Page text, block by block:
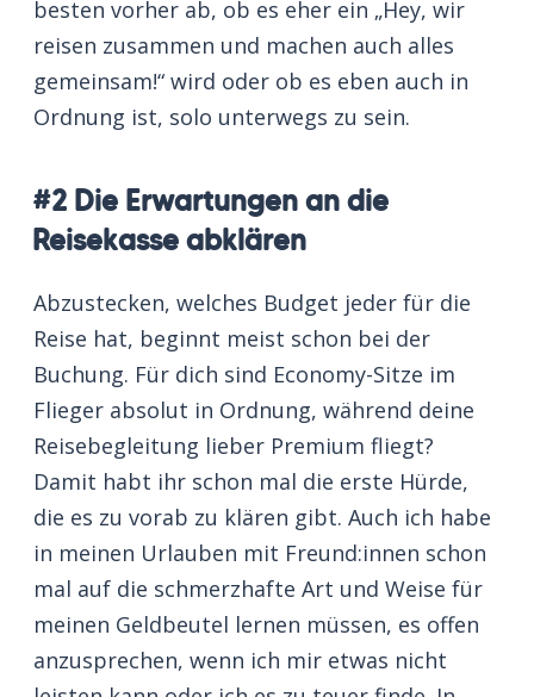
besten vorher ab, ob es eher ein „Hey, wir
reisen zusammen und machen auch alles
gemeinsam!“ wird oder ob es eben auch in
Ordnung ist, solo unterwegs zu sein.
#2 Die Erwartungen an die
Reisekasse abklären
Abzustecken, welches Budget jeder für die
Reise hat, beginnt meist schon bei der
Buchung. Für dich sind Economy-Sitze im
Flieger absolut in Ordnung, während deine
Reisebegleitung lieber Premium fliegt?
Damit habt ihr schon mal die erste Hürde,
die es zu vorab zu klären gibt. Auch ich habe
in meinen Urlauben mit Freund:innen schon
mal auf die schmerzhafte Art und Weise für
meinen Geldbeutel lernen müssen, es offen
anzusprechen, wenn ich mir etwas nicht